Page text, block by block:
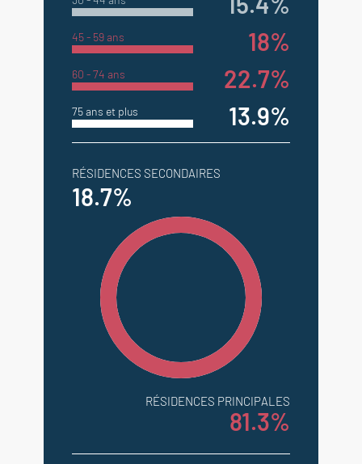
45 - 59 ans 18%
60 - 74 ans 22.7%
75 ans et plus 13.9%
RÉSIDENCES SECONDAIRES
18.7%
RÉSIDENCES PRINCIPALES
81.3%